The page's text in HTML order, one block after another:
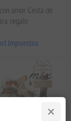
amor Cesta de
regalo
impuestos